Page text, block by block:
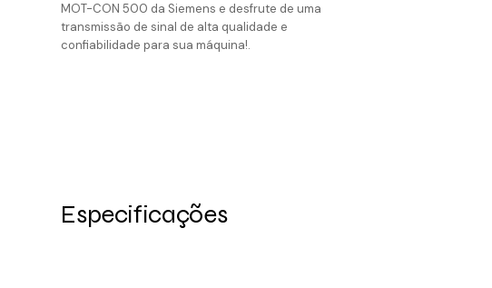
MOT-CON 500 da Siemens e desfrute de uma
transmissão de sinal de alta qualidade e
confiabilidade para sua máquina!.
Especificações